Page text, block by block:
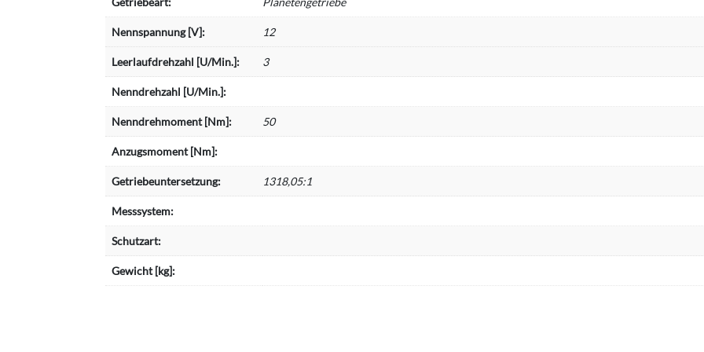
Nennspannung [V]: 12
Leerlaufdrehzahl [U/Min.]: 3
Nenndrehzahl [U/Min.]:
Nenndrehmoment [Nm]: 50
Anzugsmoment [Nm]:
Getriebeuntersetzung: 1318,05:1
Messsystem:
Schutzart:
Gewicht [kg]: